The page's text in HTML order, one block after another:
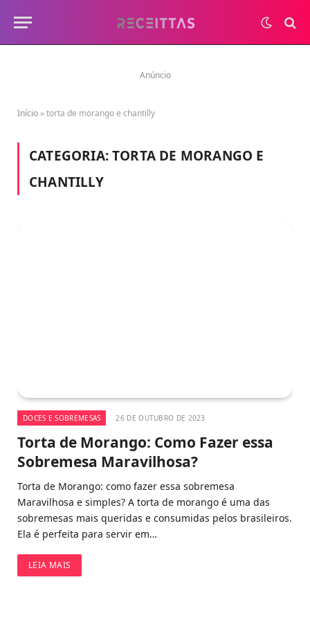
Anúncio
Início »torta de morango e chantilly
CATEGORIA:TORTA DE MORANGO E
CHANTILLY
DOCES E SOBREMESAS 26 DE OUTUBRO DE 2023
Torta de Morango: Como Fazer essa
Sobremesa Maravilhosa?
Torta de Morango: como fazer essa sobremesa
Maravilhosa e simples? A torta de morango é uma das
sobremesas mais queridas e consumidas pelos brasileiros.
Ela é perfeita para servir em…
LEIA MAIS